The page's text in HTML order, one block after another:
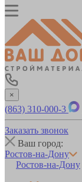
×
(863) 310-000-3
Заказать звонок
Ваш город:
Ростов-на-Дону
Ростов-на-Дону